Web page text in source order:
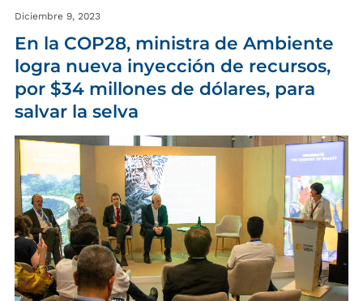
Diciembre 9, 2023
En la COP28, ministra de Ambiente
logra nueva inyección de recursos,
por $34 millones de dólares, para
salvar la selva